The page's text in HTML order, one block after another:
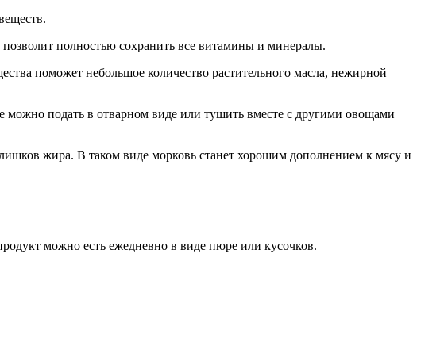
полностью сохранить все витамины и минералы.
поможет небольшое количество растительного масла, нежирной
можно подать в отварном виде или тушить вместе с другими овощами
жира. В таком виде морковь станет хорошим дополнением к мясу и
можно есть ежедневно в виде пюре или кусочков.